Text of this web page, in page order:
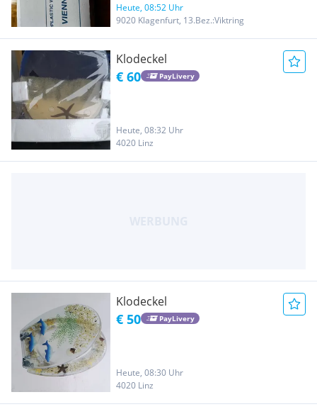
Heute, 08:52 Uhr
9020 Klagenfurt, 13.Bez.:Viktring
Klodeckel
€ 60 PayLivery
Heute, 08:32 Uhr
4020 Linz
Klodeckel
€ 50 PayLivery
Heute, 08:30 Uhr
4020 Linz